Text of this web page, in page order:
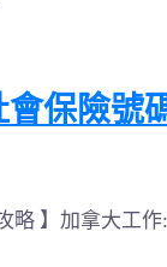
會保險
略 】加拿大工